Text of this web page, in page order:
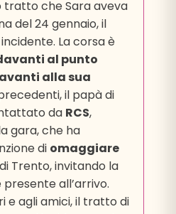
tratto che Sara aveva
del 24 gennaio, il
La corsa è
al punto
alla sua
il papà di
da RCS,
gara, che ha
di omaggiare
Trento, invitando la
all’arrivo.
e agli amici, il tratto di